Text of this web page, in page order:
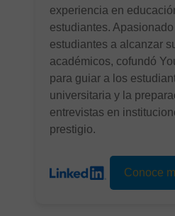
experiencia en
estudiantes.
estudiantes a alcanzar
académicos, cofundó
para guiar a los
universitaria y la
entrevistas en
prestigio.
Conoce